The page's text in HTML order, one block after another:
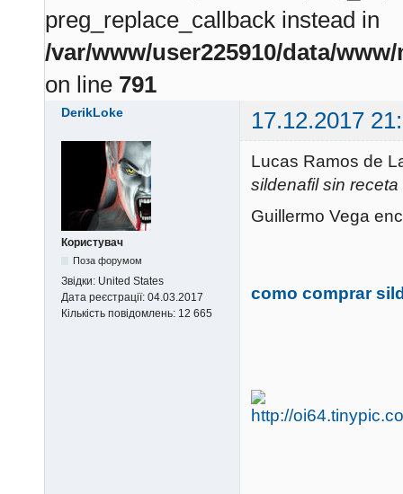
preg_replace_callback instead in
/var/www/user225910/data/
on line 791
DerikLoke 17.12.2017
Користувач
Поза форумом
Звідки: United States
Дата реєстрації: 04.03.2017
Кількість повідомлень: 12 665
Lucas Ramos de
sildenafil sin receta
Guillermo Vega
como comprar